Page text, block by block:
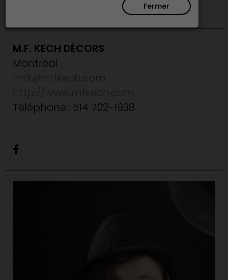
Fermer
M.F. KECH DÉCORS
Montréal
Téléphone : 514 702-1938